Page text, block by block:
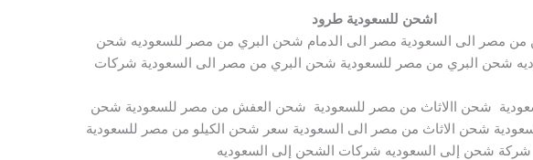
اشحن للسعودية طرود
مصر الى السعودية مصر الى الدمام شحن البري من مصر للسعوديه شحن
شحن البري من مصر للسعودية شحن البري من مصر الى السعودية شركات
شحن االاثاث من مصر للسعودية شحن العفش من مصر للسعودية شحن
شحن الاثاث من مصر الى السعودية سعر شحن الكيلو من مصر للسعودية
شركة شحن إلى السعوديه شركات الشحن إلى السعوديه